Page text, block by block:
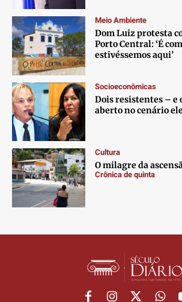
Contato
Anuncie
Termos de Uso
Privacidade
Contato
Anuncie
Termos de Uso
Privacidade
Contato
Anuncie
Termos de Uso
Privacidade
Contato
Anuncie
Termos de Uso
Privacidade
Meio Ambiente
Dom Luiz protesta
Porto Central: ‘É
estivéssemos aqui’
Socioeconômicas
Dois resistentes – e
aberto no cenário
Cultura
O milagre da
Crônica de quinta